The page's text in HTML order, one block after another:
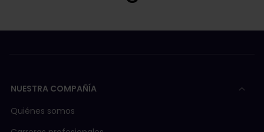
NUESTRA COMPAÑÍA
Quiénes somos